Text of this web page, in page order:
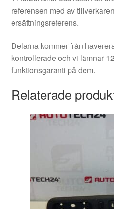
referensen med av
ersättningsreferens.
Delarna kommer från
kontrollerade och vi lämnar
funktionsgaranti på dem.
Relaterade